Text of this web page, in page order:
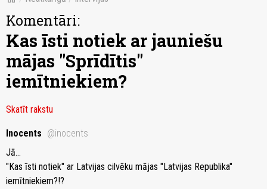
Komentāri:
Kas īsti notiek ar jauniešu
mājas "Sprīdītis"
iemītniekiem?
Skatīt rakstu
Inocents @inocents
Jā...
"Kas īsti notiek" ar Latvijas cilvēku mājas "Latvijas Republika"
iemītniekiem?!?